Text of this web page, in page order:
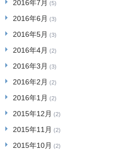
2016年7月 (5)
2016年6月 (3)
2016年5月 (3)
2016年4月 (2)
2016年3月 (3)
2016年2月 (2)
2016年1月 (2)
2015年12月 (2)
2015年11月 (2)
2015年10月 (2)